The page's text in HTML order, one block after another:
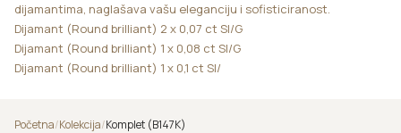
dijamantima, naglašava vašu eleganciju i sofisticiranost.
Dijamant (Round brilliant) 2 x 0,07 ct SI/G
Dijamant (Round brilliant) 1 x 0,08 ct SI/G
Dijamant (Round brilliant) 1 x 0,1 ct SI/
Početna/Kolekcija/Komplet (B147K)